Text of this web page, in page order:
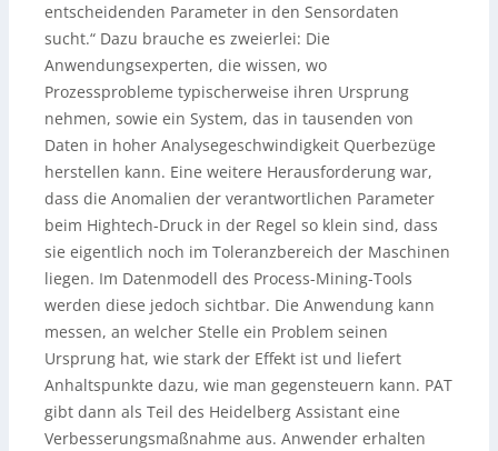
entscheidenden Parameter in den Sensordaten
sucht.“ Dazu brauche es zweierlei: Die
Anwendungsexperten, die wissen, wo
Prozessprobleme typischerweise ihren Ursprung
nehmen, sowie ein System, das in tausenden von
Daten in hoher Analysegeschwindigkeit Querbezüge
herstellen kann. Eine weitere Herausforderung war,
dass die Anomalien der verantwortlichen Parameter
beim Hightech-Druck in der Regel so klein sind, dass
sie eigentlich noch im Toleranzbereich der Maschinen
liegen. Im Datenmodell des Process-Mining-Tools
werden diese jedoch sichtbar. Die Anwendung kann
messen, an welcher Stelle ein Problem seinen
Ursprung hat, wie stark der Effekt ist und liefert
Anhaltspunkte dazu, wie man gegensteuern kann. PAT
gibt dann als Teil des Heidelberg Assistant eine
Verbesserungsmaßnahme aus. Anwender erhalten